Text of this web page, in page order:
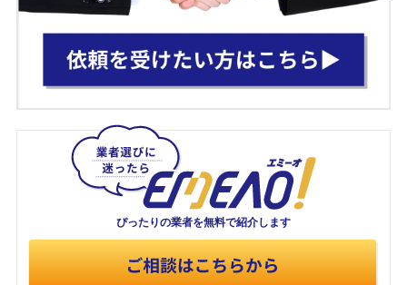
ぴったりの業者を無料で紹介します